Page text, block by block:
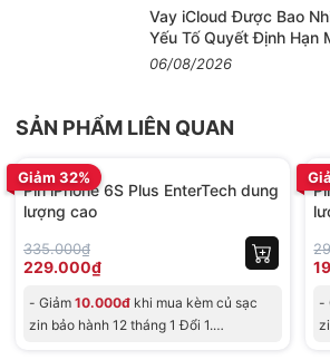
Lưu ý phím nút home iPhone
+ Phím home zin bóc máy này chỉ
+ Phím home iPhone 6 và iPhone 6
được.
+ Phím home iPhone 6S và 6S Plus
+ Nhưng phím home 6 và 6S
tình nắp vào máy sẽ KHÔNG lên
nha.
Vay iCloud Được Bao
Yếu Tố Quyết Định Hạn
06/08/2026
SẢN PHẨM LIÊN QUAN
Giảm 32%
BH 12 tháng
Pin iPhone 6S Plus EnterTech dung
lượng cao
335.000₫
229.000₫
- Giảm 10.000đ khi mua kèm củ sạc
zin bảo hành 12 tháng 1 Đổi 1.
-